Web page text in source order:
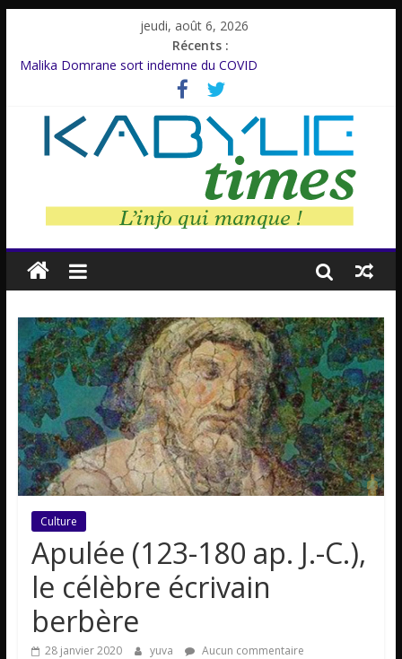
jeudi, août 6, 2026
Récents :
Malika Domrane sort indemne du COVID
Dracula : Une légende inspirée d’un personnage réel
Azzedine Meddour: Un cinéaste émérite, un parcours inachevé
Amnesty International rompt le silence
Farid M’Sili : Une vie au service de la jeunesse.
Culture
Apulée (123-180 ap. J.-C.),
le célèbre écrivain
berbère
28 janvier 2020 yuva Aucun commentaire